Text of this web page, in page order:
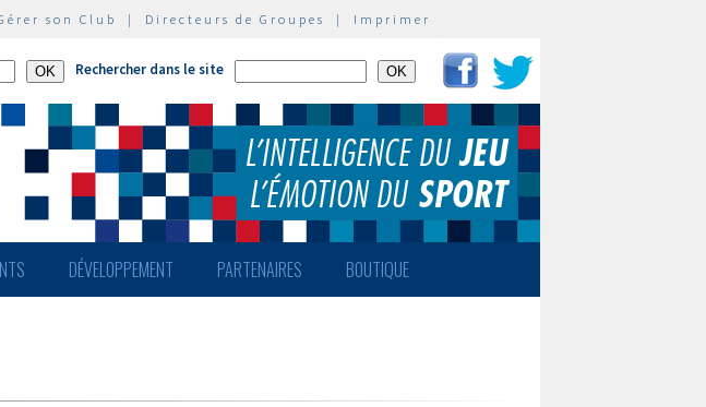
son Club | Directeurs de Groupes | Imprimer
Rechercher dans le site
DÉVELOPPEMENT PARTENAIRES BOUTIQUE